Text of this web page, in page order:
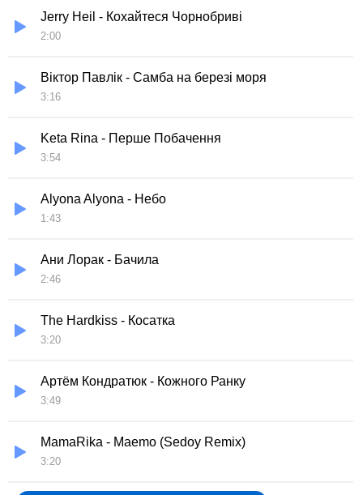
Jerry Heil - Кохайтеся Чорнобриві
2:00
Віктор Павлік - Самба на березі моря
3:16
Keta Rina - Перше Побачення
3:54
Alyona Alyona - Небо
1:43
Ани Лорак - Бачила
2:46
The Hardkiss - Косатка
3:20
Артём Кондратюк - Кожного Ранку
3:49
MamaRika - Maemo (Sedoy Remix)
3:20